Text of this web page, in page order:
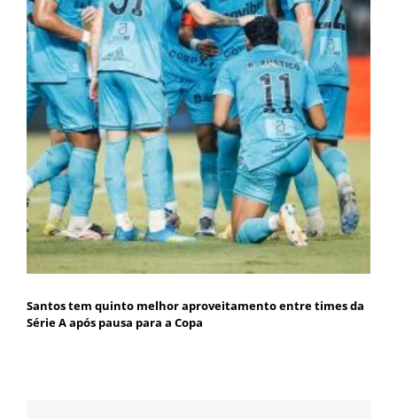
Santos tem quinto melhor aproveitamento entre times da
Série A após pausa para a Copa